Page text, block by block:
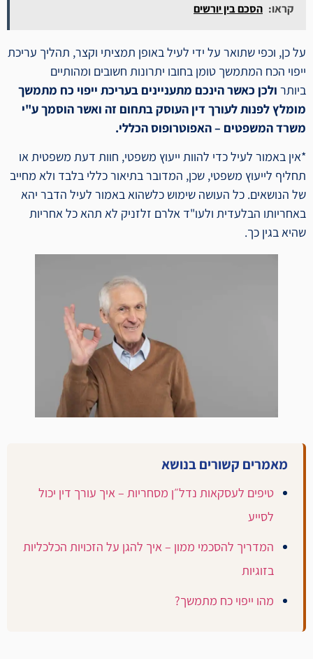
קראו: הסכם בין יורשים
על כן, וכפי שתואר על ידי לעיל באופן תמציתי וקצר, תהליך עריכת
ייפוי הכח המתמשך טומן בחובו יתרונות חשובים ומהותיים
ביותר ולכן כאשר הינכם מתעניינים בעריכת ייפוי כח מתמשך
מומלץ לפנות לעורך דין העוסק בתחום זה ואשר הוסמך ע"י
משרד המשפטים – האפוטרופוס הכללי.
*אין באמור לעיל כדי להוות ייעוץ משפטי, חוות דעת משפטית או
תחליף לייעוץ משפטי, שכן, המדובר בתיאור כללי בלבד ולא מחייב
של הנושאים. כל העושה שימוש כלשהוא באמור לעיל הדבר יהא
באחריותו הבלעדית ולעו"ד אלרם זלזניק לא תהא כל אחריות
שהיא בגין כך.
מאמרים קשורים בנושא
טיפים לעסקאות נדל״ן מסחריות – איך עורך דין יכול
לסייע
המדריך להסכמי ממון – איך להגן על הזכויות הכלכליות
בזוגיות
מהו ייפוי כח מתמשך?